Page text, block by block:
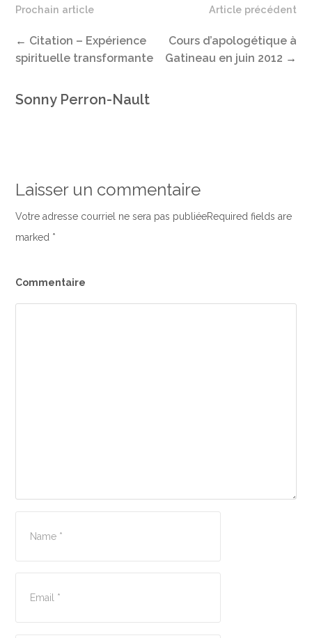
Article précédent
Cours d’apologétique à
Gatineau en juin 2012 →
Prochain article
← Citation – Expérience
spirituelle transformante
Sonny Perron-Nault
Laisser un commentaire
Votre adresse courriel ne sera pas publiéeRequired fields are
marked *
Commentaire